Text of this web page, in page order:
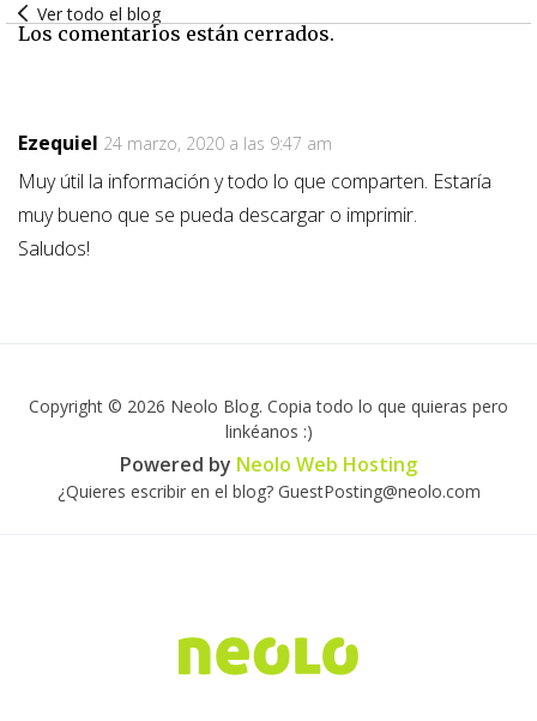
Ver todo el blog
Los comentarios están cerrados.
Ezequiel 24 marzo, 2020 a las 9:47 am
Muy útil la información y todo lo que comparten. Estaría
muy bueno que se pueda descargar o imprimir.
Saludos!
Copyright © 2026 Neolo Blog. Copia todo lo que quieras pero
linkéanos :)
Powered by Neolo Web Hosting
¿Quieres escribir en el blog? GuestPosting@neolo.com